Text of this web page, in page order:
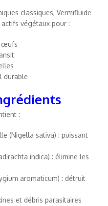
classiques, Vermifluide
végétaux pour :
œufs
durable
:
(Nigella sativa) : puissant
indica) : élimine les
aromaticum) : détruit
et débris parasitaires